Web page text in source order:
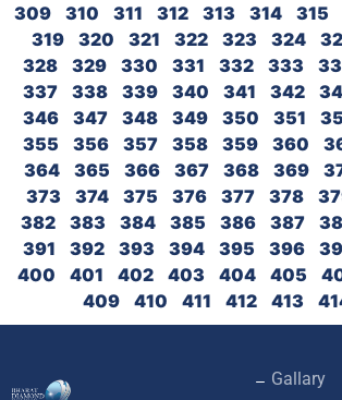
309
310 311 312 313 314 315
319
320 321 322 323 324
328
329 330 331 332 333
337
338 339 340 341 342
346
347 348 349 350 351
355
356 357 358 359 360
364
365 366 367 368 369
373
374 375 376 377 378
382
383 384 385 386 387
391
392 393 394 395 396
400
401 402 403 404 405
409
410 411 412 413
Gallary